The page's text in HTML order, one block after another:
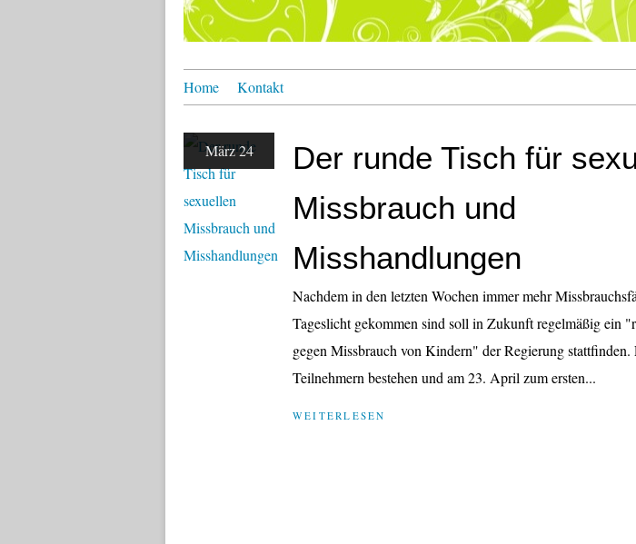
Home Kontakt
März 24
Der runde Tisch für
Missbrauch und
Misshandlungen
Nachdem in den letzten Wochen immer mehr
Tageslicht gekommen sind soll in Zukunft regelmäßig ein
gegen Missbrauch von Kindern" der Regierung stattfinden.
Teilnehmern bestehen und am 23. April zum ersten...
WEITERLESEN